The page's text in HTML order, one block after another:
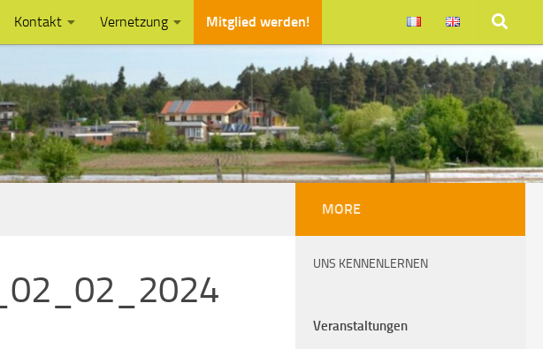
Kontakt Vernetzung Mitglied werden!
MORE
UNS KENNENLERNEN
Veranstaltungen